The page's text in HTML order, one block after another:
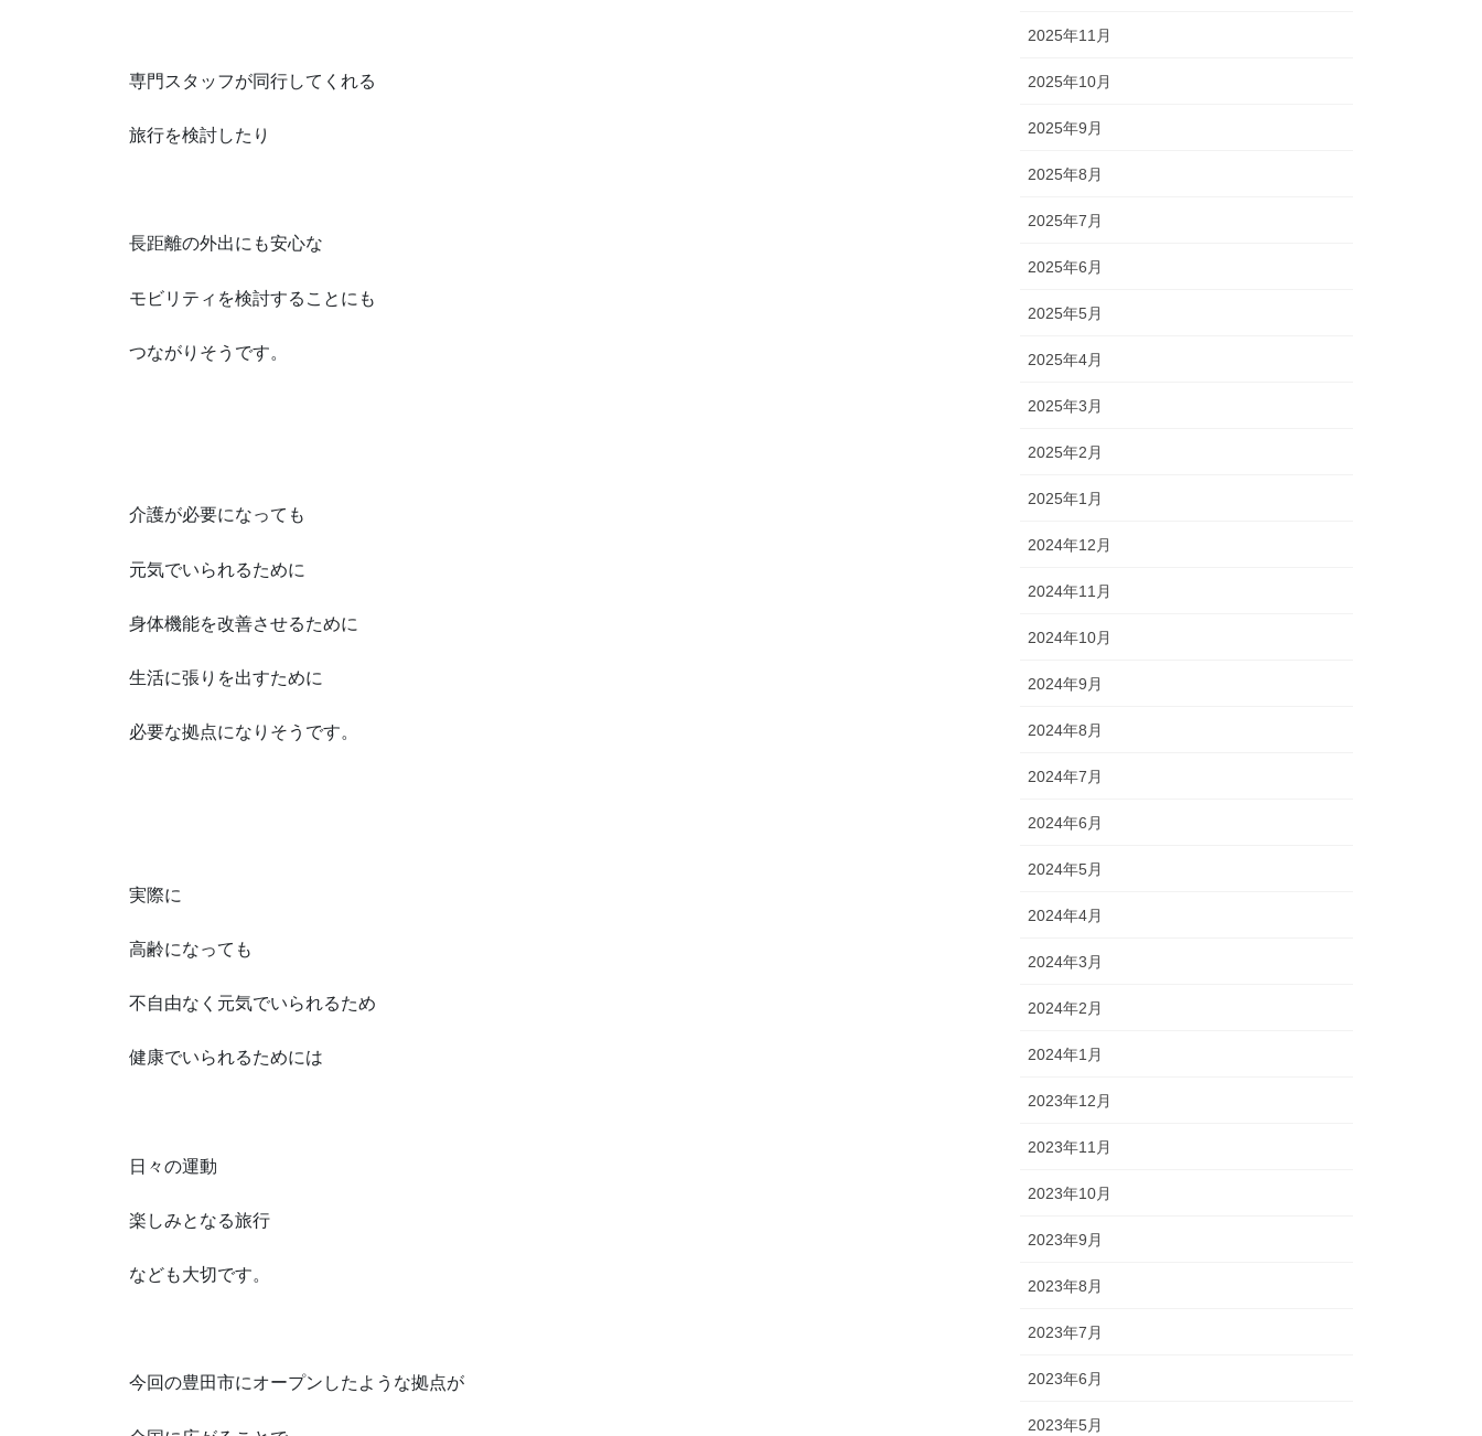
専門スタッフが同行してくれる
旅行を検討したり
長距離の外出にも安心な
モビリティを検討することにも
つながりそうです。
介護が必要になっても
元気でいられるために
身体機能を改善させるために
生活に張りを出すために
必要な拠点になりそうです。
実際に
高齢になっても
不自由なく元気でいられるため
健康でいられるためには
日々の運動
楽しみとなる旅行
なども大切です。
今回の豊田市にオープンしたような拠点が
2025年11月
2025年10月
2025年9月
2025年8月
2025年7月
2025年6月
2025年5月
2025年4月
2025年3月
2025年2月
2025年1月
2024年12月
2024年11月
2024年10月
2024年9月
2024年8月
2024年7月
2024年6月
2024年5月
2024年4月
2024年3月
2024年2月
2024年1月
2023年12月
2023年11月
2023年10月
2023年9月
2023年8月
2023年7月
2023年6月
2023年5月